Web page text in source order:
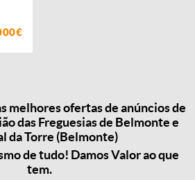
melhores ofertas de anúncios de
das Freguesias de Belmonte e
da Torre (Belmonte)
de tudo! Damos Valor ao que
tem.